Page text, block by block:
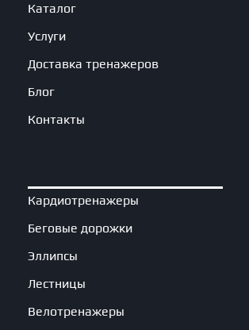
Каталог
Услуги
Доставка тренажеров
Блог
Контакты
Кардиотренажеры
Беговые дорожки
Эллипсы
Лестницы
Велотренажеры